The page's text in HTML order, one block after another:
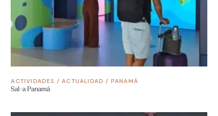
ACTIVIDADES /ACTUALIDAD / PANAMÁ
Sal-a Panamá